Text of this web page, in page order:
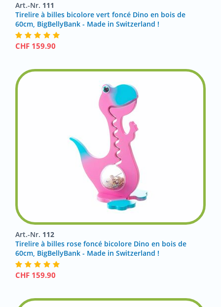
Art.-Nr. 111
Tirelire à billes bicolore vert foncé Dino en bois de
60cm, BigBellyBank - Made in Switzerland !
CHF 159.90
Art.-Nr. 112
Tirelire à billes rose foncé bicolore Dino en bois de
60cm, BigBellyBank - Made in Switzerland !
CHF 159.90